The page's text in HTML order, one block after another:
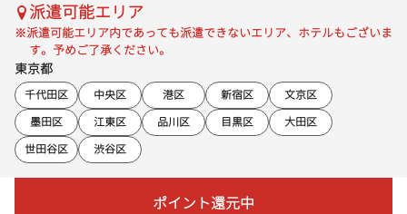
派遣可能エリア
※派遣可能エリア内であっても派遣できないエリア、ホテルもございま
す。予めご了承ください。
東京都
千代田区 中央区 港区 新宿区
文京区
墨田区
江東区 品川区 目黒区
大田区
世田谷区
渋谷区
ポイント還元中